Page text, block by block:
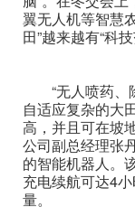
翼无人机等智慧
田”越来越有“科技
“无人喷药
自适应复杂的大
高，并且可在坡
公司副总经理张
的智能机器人。
充电续航可达4
量。